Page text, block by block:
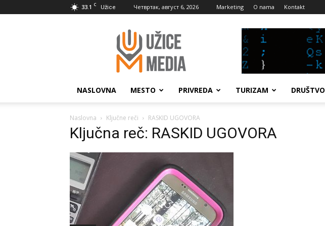
33.1 C Užice Четвртак, август 6, 2026 Marketing O nama Kontakt
UžiceMedia
NASLOVNA MESTO PRIVREDA TURIZAM DRUŠTVO
Naslovna Ključne reči RASKID UGOVORA
Ključna reč: RASKID UGOVORA